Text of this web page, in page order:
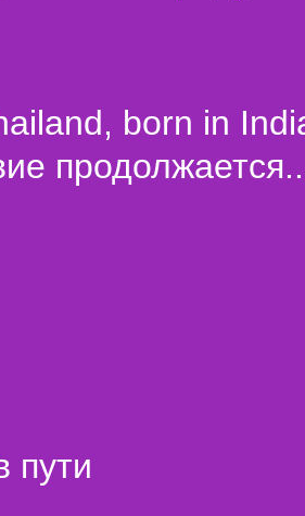
born in
пути